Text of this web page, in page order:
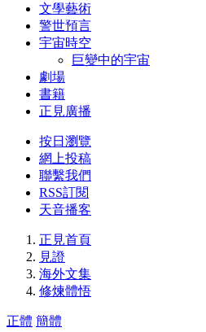
文學藝術
警世預言
宇宙時空
巨變中的宇宙
劇場
書籍
正見廣播
按日瀏覽
網上投稿
聯繫我們
RSS訂閱
天音播客
正見首頁
見證
海外文集
修煉體悟
正體 簡體